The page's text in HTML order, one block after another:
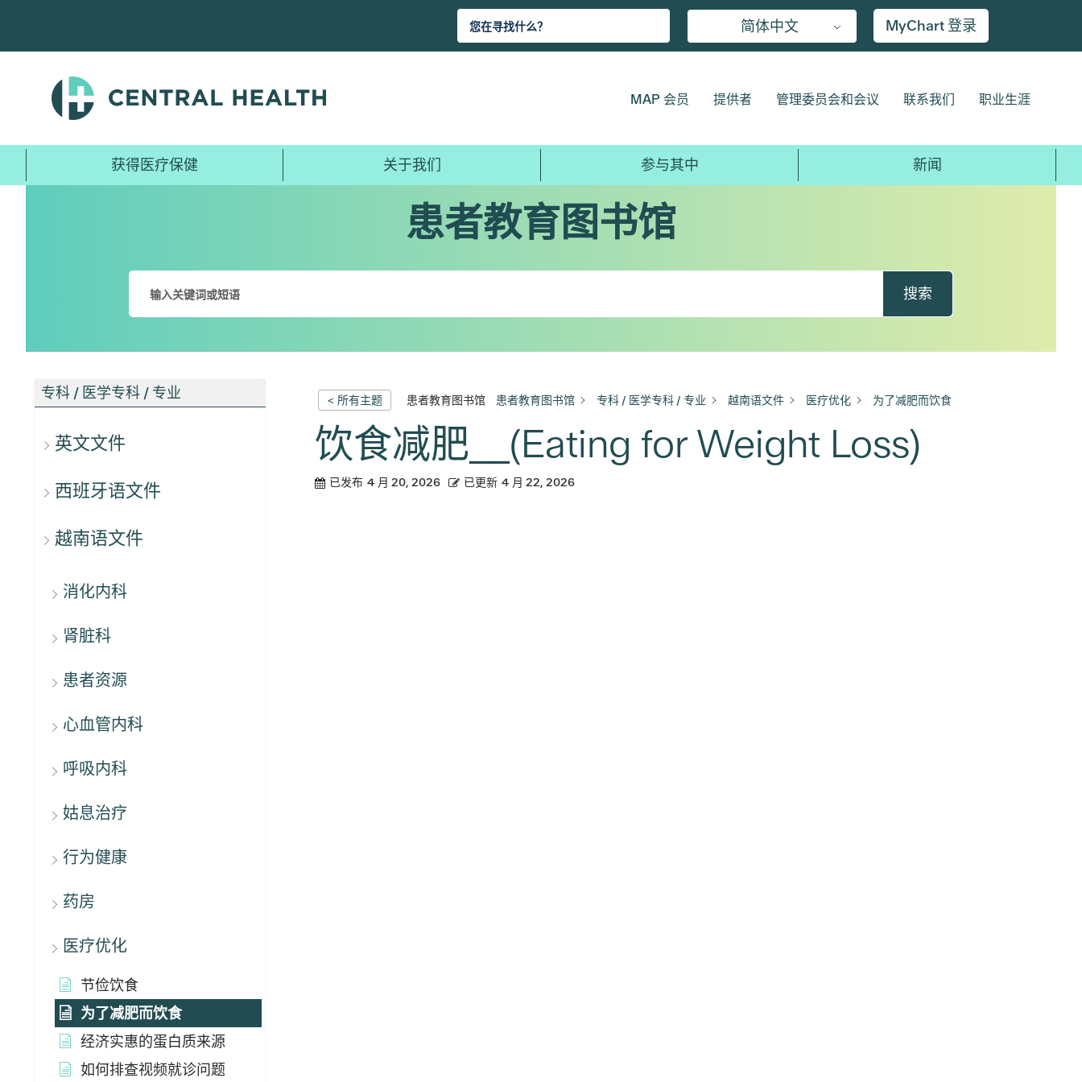
主
简体中文 MyChart 登录
MAP 会员 提供者 管理委员会和会议 联系我们 职业生涯
获得医疗保健 关于我们 参与其中 新闻
患者教育图书馆
搜索
专科 / 医学专科 / 专业
英文文件
西班牙语文件
越南语文件
消化内科
肾脏科
患者资源
心血管内科
呼吸内科
姑息治疗
行为健康
药房
医疗优化
节俭饮食
为了减肥而饮食
经济实惠的蛋白质来源
如何排查视频就诊问题
< 所有主题 患者教育图书馆 患者教育图书馆 专科 / 医学专科 / 专业 越南语文件 医疗优化 为了减肥而饮食
饮食减肥__(Eating for Weight Loss)
已发布 4 月 20, 2026 已更新 4 月 22, 2026